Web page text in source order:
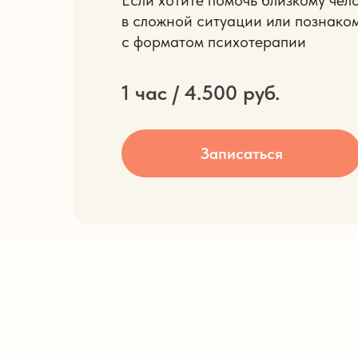
в сложной ситуации или
с форматом психотерапии
Записаться
1 час / 4.500 руб.